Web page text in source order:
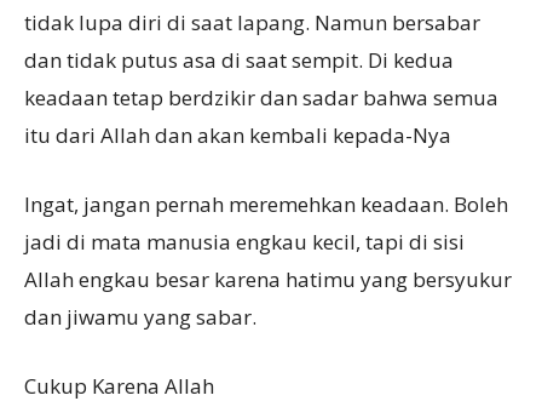
tidak lupa diri di saat lapang. Namun bersabar
dan tidak putus asa di saat sempit. Di kedua
keadaan tetap berdzikir dan sadar bahwa semua
itu dari Allah dan akan kembali kepada-Nya
Ingat, jangan pernah meremehkan keadaan. Boleh
jadi di mata manusia engkau kecil, tapi di sisi
Allah engkau besar karena hatimu yang bersyukur
dan jiwamu yang sabar.
Cukup Karena Allah